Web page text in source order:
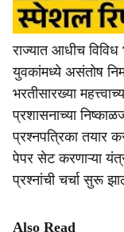
राज्यात आधीच विविध
युवकांमध्ये असंतोष
भरतीसारख्या
प्रशासनाच्या
प्रश्नपत्रिका तयार
पेपर सेट करणाऱ्या
प्रश्नांची चर्चा सुरू
Also Read